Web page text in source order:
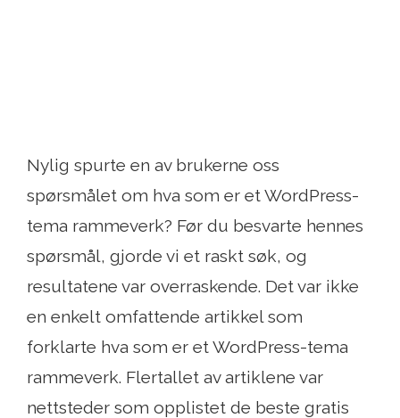
Nylig spurte en av brukerne oss
spørsmålet om hva som er et WordPress-
tema rammeverk? Før du besvarte hennes
spørsmål, gjorde vi et raskt søk, og
resultatene var overraskende. Det var ikke
en enkelt omfattende artikkel som
forklarte hva som er et WordPress-tema
rammeverk. Flertallet av artiklene var
nettsteder som opplistet de beste gratis